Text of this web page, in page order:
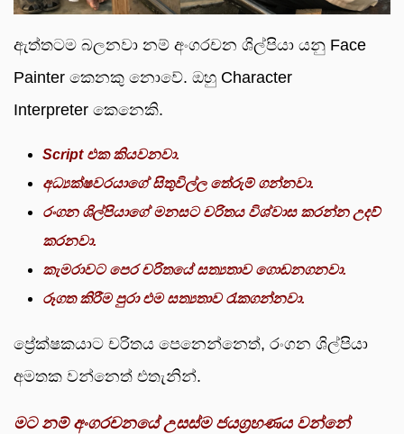
ඇත්තටම බලනවා නම් අංගරචන ශිල්පියා යනු Face
Painter කෙනකු නොවේ. ඔහු Character
Interpreter කෙනෙකි.
Script එක කියවනවා.
අධ්‍යක්ෂවරයාගේ සිතුවිල්ල තේරුම් ගන්නවා.
රංගන ශිල්පියාගේ මනසට චරිතය විශ්වාස කරන්න උදව්
කරනවා.
කැමරාවට පෙර චරිතයේ සත්‍යතාව ගොඩනගනවා.
රූගත කිරීම පුරා එම සත්‍යතාව රැකගන්නවා.
ප්‍රේක්ෂකයාට චරිතය පෙනෙන්නෙත්, රංගන ශිල්පියා
අමතක වන්නෙත් එතැනින්.
මට නම් අංගරචනයේ උසස්ම ජයග්‍රහණය වන්නේ